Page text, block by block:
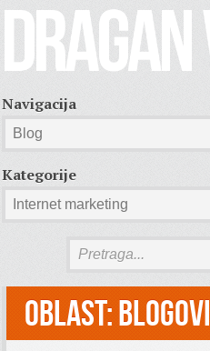
Navigacija
Kategorije
Oblast:Blogovi